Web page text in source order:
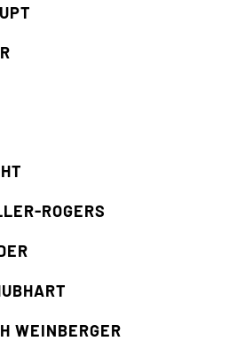
ROGERS
WEINBERGER